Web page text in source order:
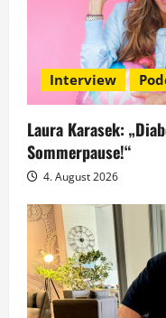
g
a
t
i
o
n
Interview
Laura Karasek:
Sommerpause!“
4. August 2026